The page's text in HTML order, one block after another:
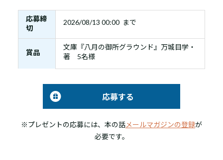
応募締
切
2026/08/13 00:00 まで
賞品
文庫『八月の御所グラウンド』万城目学・
著 5名様
応募する
※プレゼントの応募には、本の話メールマガジンの登録が
必要です。